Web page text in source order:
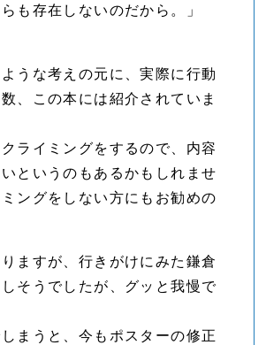
も存在しないのだから。」
うな考えの元に、実際に行動
、この本には紹介されていま
ライミングをするので、内容
というのもあるかもしれませ
ングをしない方にもお勧めの
ますが、行きがけにみた鎌倉
そうでしたが、グッと我慢で
まうと、今もポスターの修正